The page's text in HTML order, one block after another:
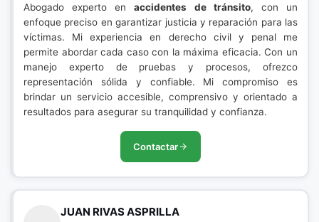
Abogado experto enaccidentes de tránsito, con un
enfoque preciso en garantizar justicia y reparación para las
víctimas. Mi experiencia en derecho civil y penal me
permite abordar cada caso con la máxima eficacia. Con un
manejo experto de pruebas y procesos, ofrezco
representación sólida y confiable. Mi compromiso es
brindar un servicio accesible, comprensivo y orientado a
resultados para asegurar su tranquilidad y confianza.
Contactar
JUAN RIVAS ASPRILLA